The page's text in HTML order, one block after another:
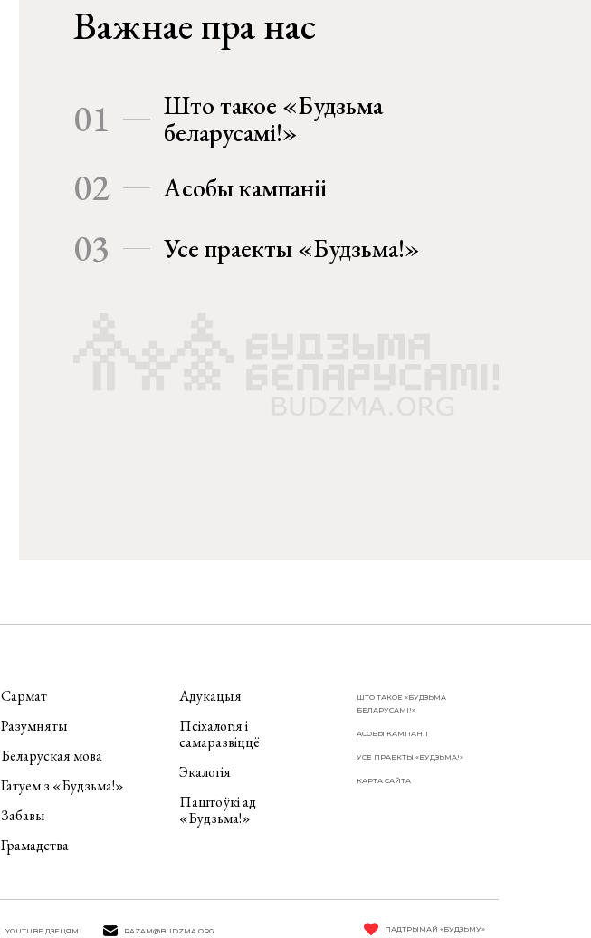
Важнае пра нас
01
Што такое «Будзьма
беларусамі!»
02 Асобы кампаніі
03 Усе праекты «Будзьма!»
Сармат
Разумняты
Беларуская мова
Гатуем з «Будзьма!»
Забавы
Грамадства
Адукацыя
Псіхалогія і
самаразвіццё
Экалогія
Паштоўкі ад
«Будзьма!»
ШТО ТАКОЕ «БУДЗЬМА
БЕЛАРУСАМІ!»
АСОБЫ КАМПАНІІ
УСЕ ПРАЕКТЫ «БУДЗЬМА!»
КАРТА САЙТА
YOUTUBE ДЗЕЦЯМ RAZAM@BUDZMA.ORG ПАДТРЫМАЙ «БУДЗЬМУ»